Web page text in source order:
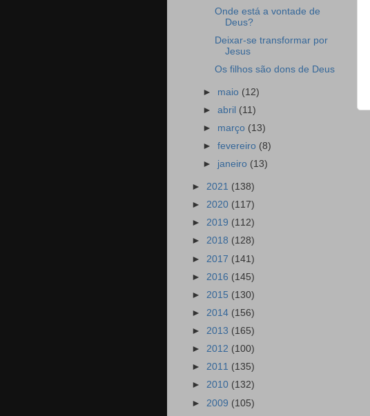
Onde está a vontade de
Deus?
Deixar-se transformar por
Jesus
Os filhos são dons de Deus
► maio (12)
►abril (11)
► março (13)
►fevereiro (8)
► janeiro (13)
► 2021 (138)
► 2020 (117)
► 2019 (112)
► 2018 (128)
► 2017 (141)
► 2016 (145)
► 2015 (130)
► 2014 (156)
► 2013 (165)
► 2012 (100)
► 2011 (135)
► 2010 (132)
► 2009 (105)